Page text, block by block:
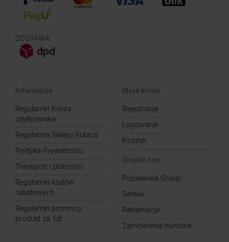
DOSTAWA
Informacje
Regulamin Konta
użytkownika
Regulamin Sklepu Rubica
Polityka Prywatności
Transport i płatności
Regulamin kodów
rabatowych
Regulamin promocji
produkt za 1zł
Moje konto
Rejestracja
Logowanie
Koszyk
Znajdź nas
Poplawska Group
Serwis
Reklamacje
Zamówienia hurtowe